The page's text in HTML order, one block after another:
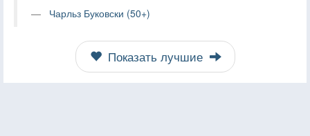
Чарльз Буковски (50+)
Показать лучшие